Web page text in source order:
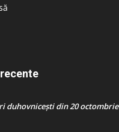
duhovnicești din 20 octombrie